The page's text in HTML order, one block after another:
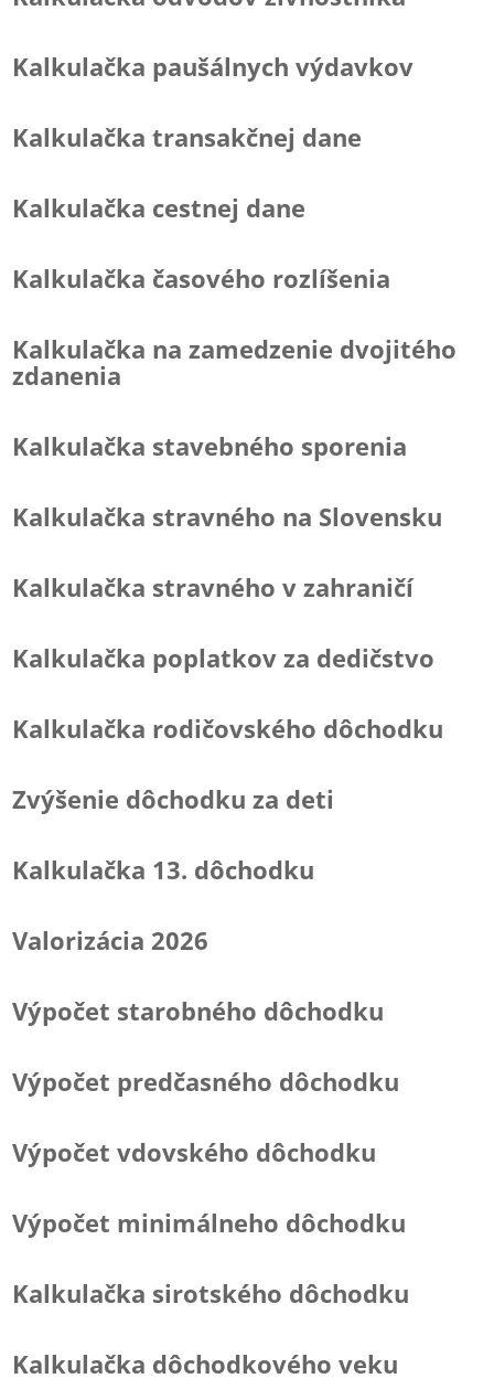
Kalkulačka paušálnych výdavkov
Kalkulačka transakčnej dane
Kalkulačka cestnej dane
Kalkulačka časového rozlíšenia
Kalkulačka na zamedzenie dvojitého
zdanenia
Kalkulačka stavebného sporenia
Kalkulačka stravného na Slovensku
Kalkulačka stravného v zahraničí
Kalkulačka poplatkov za dedičstvo
Kalkulačka rodičovského dôchodku
Zvýšenie dôchodku za deti
Kalkulačka 13. dôchodku
Valorizácia 2026
Výpočet starobného dôchodku
Výpočet predčasného dôchodku
Výpočet vdovského dôchodku
Výpočet minimálneho dôchodku
Kalkulačka sirotského dôchodku
Kalkulačka dôchodkového veku